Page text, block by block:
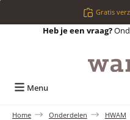
Ga naar de hoofdinhoudGratis
Heb je een vraag?
Menu
Home Onderdelen HWAM